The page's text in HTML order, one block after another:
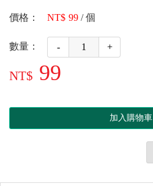
價格： 99 /個
數量： - +
99
加入購物車